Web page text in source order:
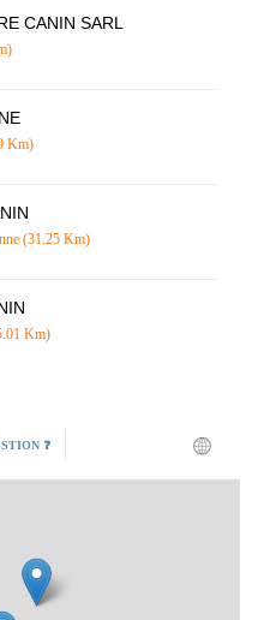
CANIN SARL
Km)
(31.25 Km)
Km)
❓